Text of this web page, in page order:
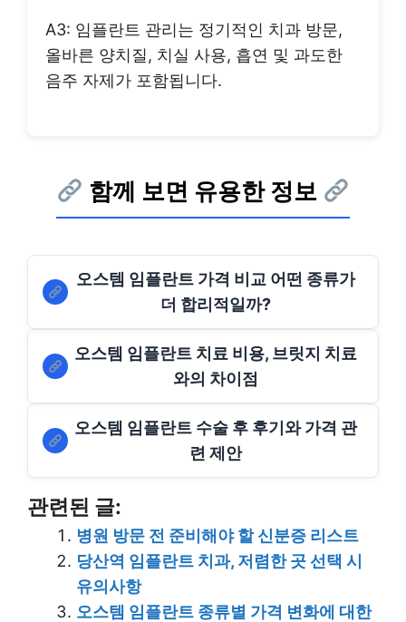
A3: 임플란트 관리는 정기적인 치과 방문,
올바른 양치질, 치실 사용, 흡연 및 과도한
음주 자제가 포함됩니다.
함께 보면 유용한 정보
오스템 임플란트 가격 비교 어떤 종류가
더 합리적일까?
오스템 임플란트 치료 비용, 브릿지 치료
와의 차이점
오스템 임플란트 수술 후 후기와 가격 관
련 제안
관련된 글:
병원 방문 전 준비해야 할 신분증 리스트
당산역 임플란트 치과, 저렴한 곳 선택 시
유의사항
오스템 임플란트 종류별 가격 변화에 대한